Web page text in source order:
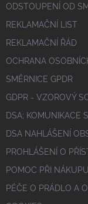
ODSTOUPENÍ OD
REKLAMAČNÍ LIST
REKLAMAČNÍ ŘÁD
OCHRANA
SMĚRNICE GPDR
GDPR - VZOROVÝ
DSA; KOMUNIKACE
DSA NAHLÁŠENÍ
PROHLÁŠENÍ O
POMOC PŘI
PÉČE O PRÁDLO A